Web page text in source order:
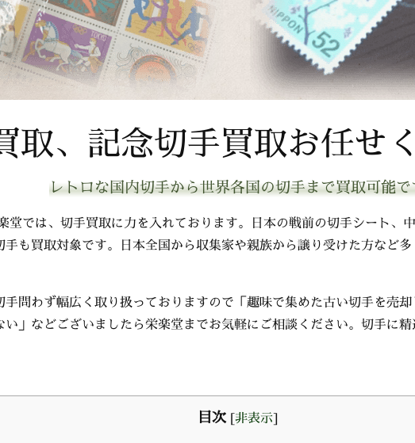
取、記念切手買取お任せ
レトロな国内切手から世界各国の切手まで買取可能で
堂では、切手買取に力を入れております。日本の戦前の切手シート、
も買取対象です。日本全国から収集家や親族から譲り受けた方など
手問わず幅広く取り扱っておりますので「趣味で集めた古い切手を売
」などございましたら栄楽堂までお気軽にご相談ください。切手に
目次 [非表示]